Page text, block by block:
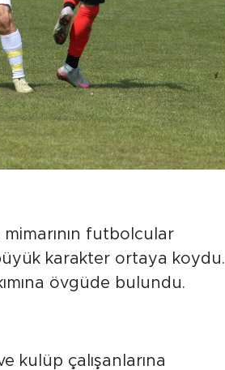
futbolcular
karakter ortaya koydu.
övgüde bulundu.
kulüp çalışanlarına